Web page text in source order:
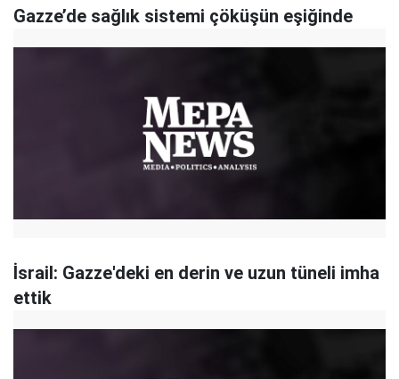
Gazze’de sağlık sistemi çöküşün eşiğinde
İsrail: Gazze'deki en derin ve uzun tüneli imha
ettik